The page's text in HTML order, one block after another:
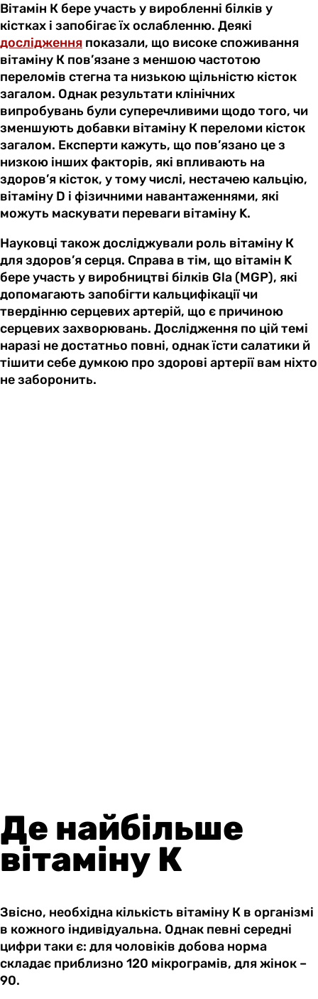
Вітамін К бере участь у виробленні білків у
кістках і запобігає їх ослабленню. Деякі
дослідження показали, що високе споживання
вітаміну К пов’язане з меншою частотою
переломів стегна та низькою щільністю кісток
загалом. Однак результати клінічних
випробувань були суперечливими щодо того, чи
зменшують добавки вітаміну К переломи кісток
загалом. Експерти кажуть, що пов’язано це з
низкою інших факторів, які впливають на
здоров’я кісток, у тому числі, нестачею кальцію,
вітаміну D і фізичними навантаженнями, які
можуть маскувати переваги вітаміну K.
Науковці також досліджували роль вітаміну К
для здоров’я серця. Справа в тім, що вітамін K
бере участь у виробництві білків Gla (MGP), які
допомагають запобігти кальцифікації чи
твердінню серцевих артерій, що є причиною
серцевих захворювань. Дослідження по цій темі
наразі не достатньо повні, однак їсти салатики й
тішити себе думкою про здорові артерії вам ніхто
не заборонить.
Де найбільше
вітаміну К
Звісно, необхідна кількість вітаміну К в організмі
в кожного індивідуальна. Однак певні середні
цифри таки є: для чоловіків добова норма
складає приблизно 120 мікрограмів, для жінок –
90.